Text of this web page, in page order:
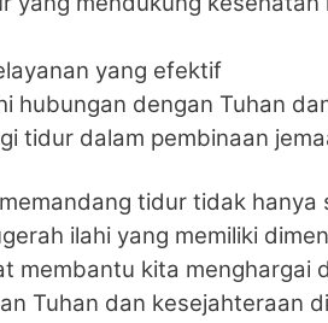
yang efektif
hubungan dengan Tuhan
tidur dalam pembinaan
tidur tidak hanya
ilahi yang memiliki
membantu kita menghargai
Tuhan dan kesejahteraan